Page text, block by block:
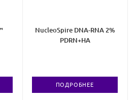
NucleoSpire DNA-RNA 2%
PDRN+HA
ПОДРОБНЕЕ